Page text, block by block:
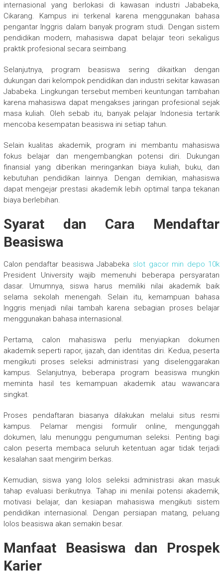
internasional yang berlokasi di kawasan industri Jababeka,
Cikarang. Kampus ini terkenal karena menggunakan bahasa
pengantar Inggris dalam banyak program studi. Dengan sistem
pendidikan modern, mahasiswa dapat belajar teori sekaligus
praktik profesional secara seimbang.
Selanjutnya, program beasiswa sering dikaitkan dengan
dukungan dari kelompok pendidikan dan industri sekitar kawasan
Jababeka. Lingkungan tersebut memberi keuntungan tambahan
karena mahasiswa dapat mengakses jaringan profesional sejak
masa kuliah. Oleh sebab itu, banyak pelajar Indonesia tertarik
mencoba kesempatan beasiswa ini setiap tahun.
Selain kualitas akademik, program ini membantu mahasiswa
fokus belajar dan mengembangkan potensi diri. Dukungan
finansial yang diberikan meringankan biaya kuliah, buku, dan
kebutuhan pendidikan lainnya. Dengan demikian, mahasiswa
dapat mengejar prestasi akademik lebih optimal tanpa tekanan
biaya berlebihan.
Syarat dan Cara Mendaftar
Beasiswa
Calon pendaftar beasiswa Jababeka slot gacor min depo 10k
President University wajib memenuhi beberapa persyaratan
dasar. Umumnya, siswa harus memiliki nilai akademik baik
selama sekolah menengah. Selain itu, kemampuan bahasa
Inggris menjadi nilai tambah karena sebagian proses belajar
menggunakan bahasa internasional.
Pertama, calon mahasiswa perlu menyiapkan dokumen
akademik seperti rapor, ijazah, dan identitas diri. Kedua, peserta
mengikuti proses seleksi administrasi yang diselenggarakan
kampus. Selanjutnya, beberapa program beasiswa mungkin
meminta hasil tes kemampuan akademik atau wawancara
singkat.
Proses pendaftaran biasanya dilakukan melalui situs resmi
kampus. Pelamar mengisi formulir online, mengunggah
dokumen, lalu menunggu pengumuman seleksi. Penting bagi
calon peserta membaca seluruh ketentuan agar tidak terjadi
kesalahan saat mengirim berkas.
Kemudian, siswa yang lolos seleksi administrasi akan masuk
tahap evaluasi berikutnya. Tahap ini menilai potensi akademik,
motivasi belajar, dan kesiapan mahasiswa mengikuti sistem
pendidikan internasional. Dengan persiapan matang, peluang
lolos beasiswa akan semakin besar.
Manfaat Beasiswa dan Prospek
Karier